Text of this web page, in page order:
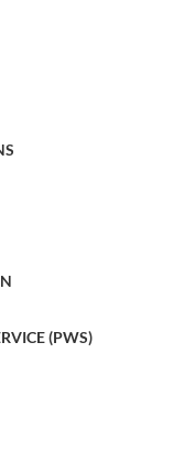
(PWS)